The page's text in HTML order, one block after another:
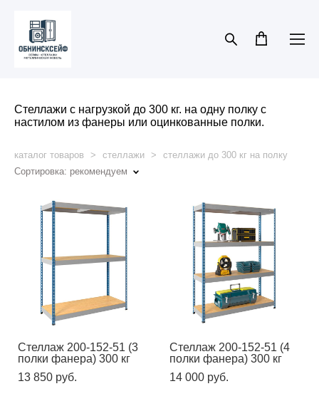
Стеллажи с нагрузкой до 300 кг. на одну полку с
настилом из фанеры или оцинкованные полки.
каталог товаров > стеллажи >
стеллажи до 300 кг на полку
Сортировка: рекомендуем
Стеллаж 200-152-51 (3
полки фанера) 300 кг
13 850 pуб.
Стеллаж 200-152-51 (4
полки фанера) 300 кг
14 000 pуб.